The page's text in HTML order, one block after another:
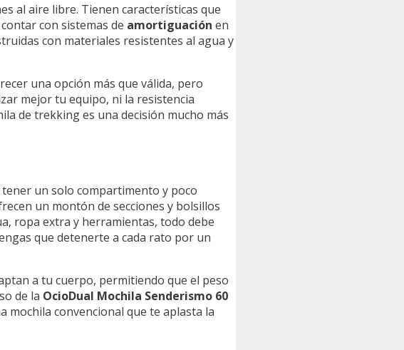
al aire libre. Tienen características que
con sistemas de amortiguación en
con materiales resistentes al agua y
una opción más que válida, pero
mejor tu equipo, ni la resistencia
de trekking es una decisión mucho más
un solo compartimento y poco
un montón de secciones y bolsillos
ropa extra y herramientas, todo debe
que detenerte a cada rato por un
a tu cuerpo, permitiendo que el peso
de la OcioDual Mochila Senderismo 60
mochila convencional que te aplasta la